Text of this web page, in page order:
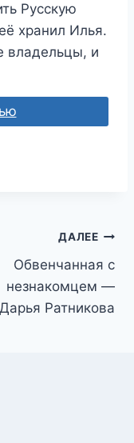
Русскую
хранил Илья.
владельцы, и
ДАЛЕЕ
Обвенчанная с
незнакомцем —
Дарья Ратникова